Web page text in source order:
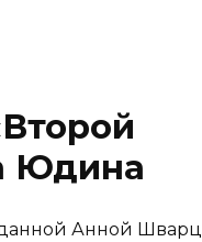
Юдина
Анной Шварц